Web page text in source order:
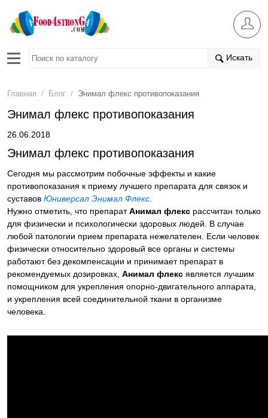
Искать
Главная / Блог / Энимал флекс противопоказания
Энимал флекс противопоказания
26.06.2018
Энимал флекс противопоказания
Сегодня мы рассмотрим побочные эффекты и какие
противопоказания к приему лучшего препарата для связок и
суставов Юниверcал Энимал Флекс
Нужно отметить, что препаратАнимал флекс рассчитан только
для физически и психологически здоровых людей. В случае
любой патологии прием препарата нежелателен. Если человек
физически относительно здоровый все органы и системы
работают без декомпенсации и принимает препарат в
рекомендуемых дозировках, Анимал флекс является лучшим
помощником для укрепления опорно-двигательного аппарата,
и укрепления всей соединительной ткани в организме
человека.